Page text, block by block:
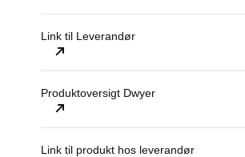
Link til Leverandør
Produktoversigt Dwyer
Link til produkt hos leverandør